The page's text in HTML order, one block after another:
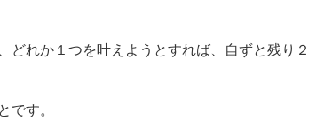
れか１つを叶えようとすれば、自ずと残り２
です。